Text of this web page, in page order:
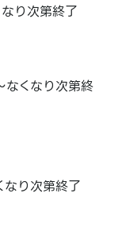
り次第終了
くなり次第終
り次第終了